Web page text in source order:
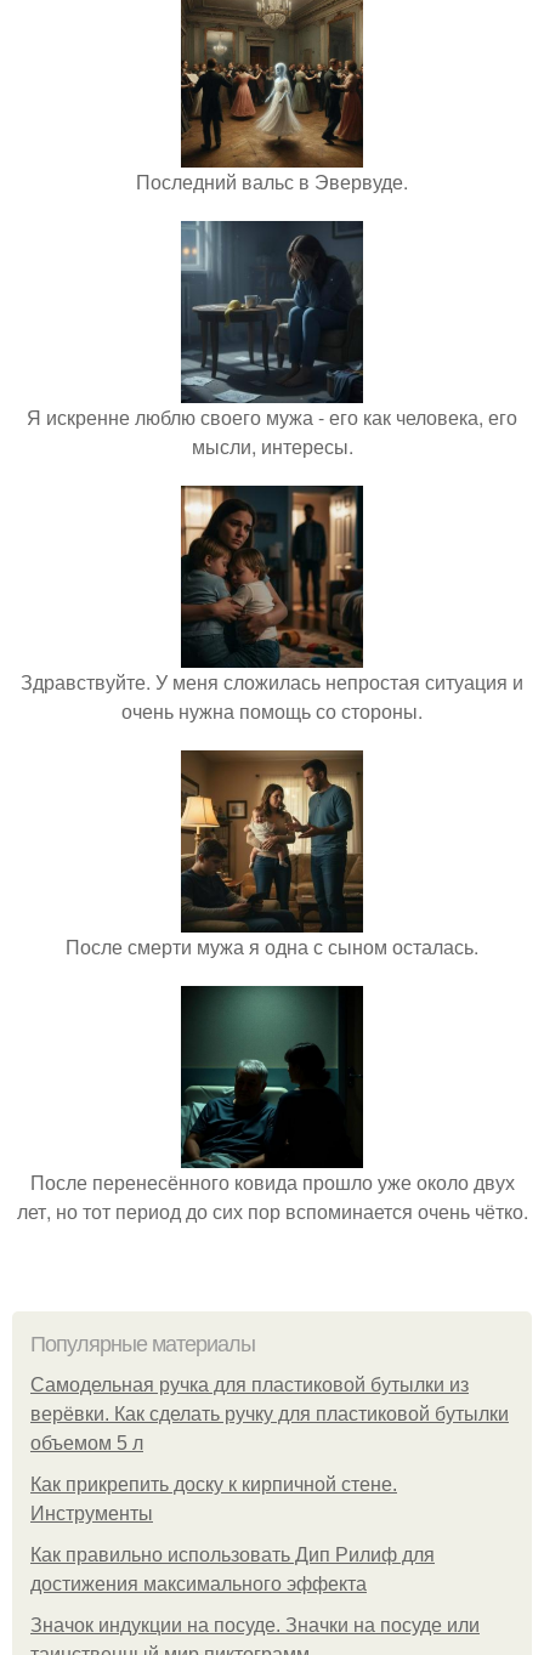
Последний вальс в Эвервуде.
Я искренне люблю своего мужа - его как человека, его
мысли, интересы.
Здравствуйте. У меня сложилась непростая ситуация и
очень нужна помощь со стороны.
После смерти мужа я одна с сыном осталась.
После перенесённого ковида прошло уже около двух
лет, но тот период до сих пор вспоминается очень чётко.
Популярные материалы
Самодельная ручка для пластиковой бутылки из
верёвки. Как сделать ручку для пластиковой бутылки
объемом 5 л
Как прикрепить доску к кирпичной стене.
Инструменты
Как правильно использовать Дип Рилиф для
достижения максимального эффекта
Значок индукции на посуде. Значки на посуде или